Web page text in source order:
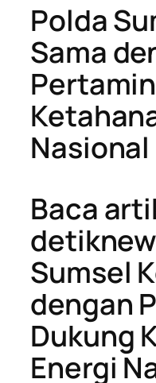
Polda
Sama
Nasional
Baca
Sumsel
dengan
Dukung
Energi